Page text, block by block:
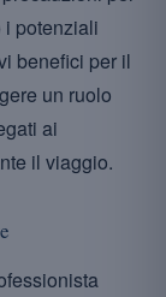
potenziali
benefici per il
un ruolo
ai
il viaggio.